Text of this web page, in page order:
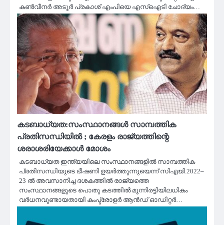
കൺവീനർ അടൂർ പ്രകാശ് എംപിയെ എസ്‌ഐടി ചോദ്യം…
കടബാധ്യത:സംസ്ഥാനങ്ങൾ സാമ്പത്തിക
പ്രതിസന്ധിയിൽ ; കേരളം രാജ്യത്തിന്റെ
ശരാശരിയേക്കാൾ മോശം
കടബാധ്യത ഇന്ത്യയിലെ സംസ്ഥാനങ്ങളിൽ സാമ്പത്തിക
പ്രതിസന്ധിയുടെ ഭീഷണി ഉയർത്തുന്നുയെന്ന് സിഎജി.2022–
23 ൽ അവസാനിച്ച ദശകത്തിൽ രാജ്യത്തെ
സംസ്ഥാനങ്ങളുടെ പൊതു കടത്തിൽ മൂന്നിരട്ടിയിലധികം
വർധനവുണ്ടായതായി കംപ്ട്രോളർ ആൻഡ് ഓഡിറ്റർ…